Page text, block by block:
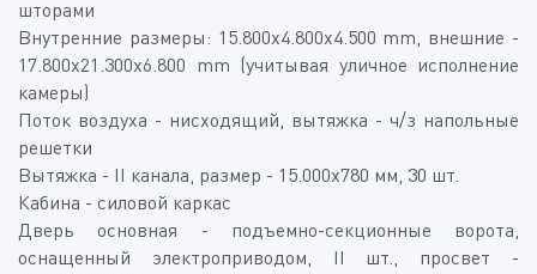
шторами
Внутренние размеры: 15.800х4.800х4.500 mm, внешние -
17.800x21.300x6.800 mm (учитывая уличное исполнение
камеры)
Поток воздуха - нисходящий, вытяжка - ч/з напольные
решетки
Вытяжка - II канала, размер - 15.000х780 мм, 30 шт.
Кабина - силовой каркас
Дверь основная - подъемно-секционные ворота,
оснащенный электроприводом, II шт., просвет -